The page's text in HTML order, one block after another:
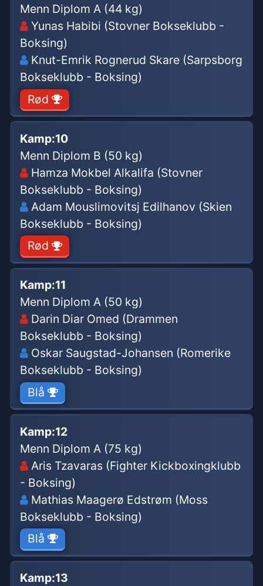
Menn Diplom A (44 kg)
Yunas Habibi (Stovner Bokseklubb -
Boksing)
Knut-Emrik Rognerud Skare (Sarpsborg
Bokseklubb - Boksing)
Rød
Kamp:10
Menn Diplom B (50 kg)
Hamza Mokbel Alkalifa (Stovner
Bokseklubb - Boksing)
Adam Mouslimovitsj Edilhanov (Skien
Bokseklubb - Boksing)
Rød
Kamp:11
Menn Diplom A (50 kg)
Darin Diar Omed (Drammen
Bokseklubb - Boksing)
Oskar Saugstad-Johansen (Romerike
Bokseklubb - Boksing)
Blå
Kamp:12
Menn Diplom A (75 kg)
Aris Tzavaras (Fighter Kickboxingklubb
- Boksing)
Mathias Maagerø Edstrøm (Moss
Bokseklubb - Boksing)
Blå
Kamp:13